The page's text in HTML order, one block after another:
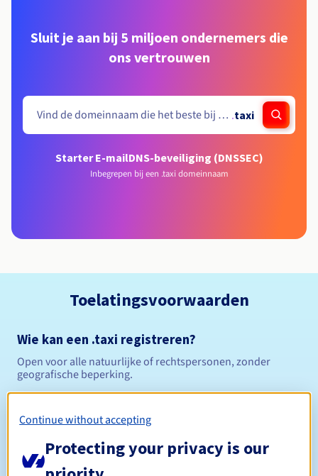
Sluit je aan bij 5 miljoen ondernemers die
ons vertrouwen
.taxi
Starter E-mailDNS-beveiliging (DNSSEC)
Inbegrepen bij een .taxi domeinnaam
Toelatingsvoorwaarden
Wie kan een .taxi registreren?
Open voor alle natuurlijke of rechtspersonen, zonder
geografische beperking.
Registratieperiode Tussen 1 en 10 jaar
Continue without accepting
Protecting your privacy is our